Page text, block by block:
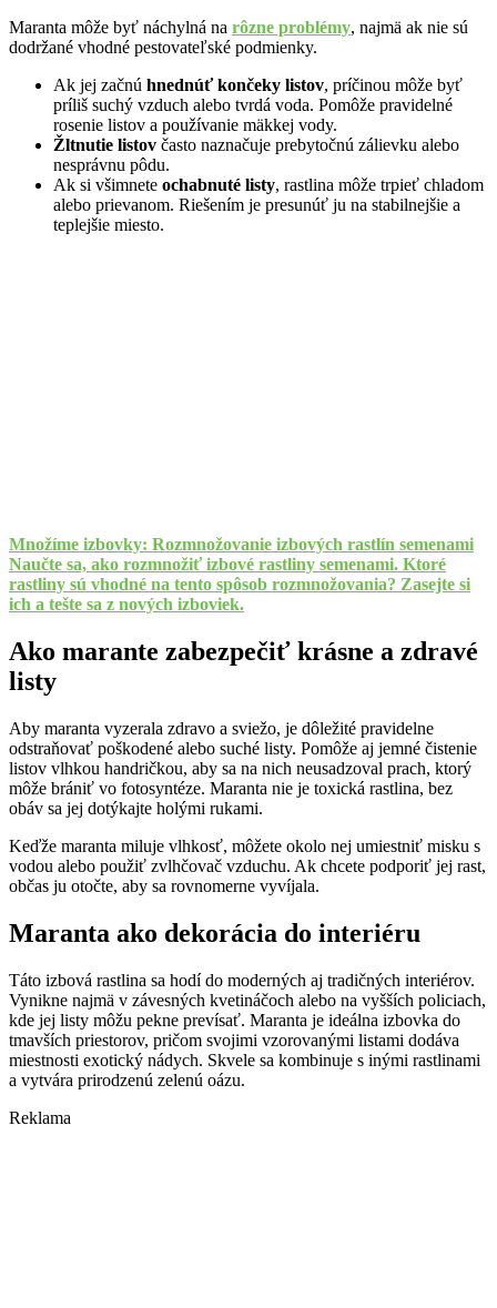
Maranta môže byť náchylná na rôzne problémy, najmä ak nie sú
dodržané vhodné pestovateľské podmienky.
Ak jej začnú hnednúť končeky listov, príčinou môže byť
príliš suchý vzduch alebo tvrdá voda. Pomôže pravidelné
rosenie listov a používanie mäkkej vody.
Žltnutie listov často naznačuje prebytočnú zálievku alebo
nesprávnu pôdu.
Ak si všimnete ochabnuté listy, rastlina môže trpieť chladom
alebo prievanom. Riešením je presunúť ju na stabilnejšie a
teplejšie miesto.
Množíme izbovky: Rozmnožovanie izbových rastlín semenami
Naučte sa, ako rozmnožiť izbové rastliny semenami. Ktoré
rastliny sú vhodné na tento spôsob rozmnožovania? Zasejte si
ich a tešte sa z nových izboviek.
Ako marante zabezpečiť krásne a zdravé
listy
Aby maranta vyzerala zdravo a sviežo, je dôležité pravidelne
odstraňovať poškodené alebo suché listy. Pomôže aj jemné čistenie
listov vlhkou handričkou, aby sa na nich neusadzoval prach, ktorý
môže brániť vo fotosyntéze. Maranta nie je toxická rastlina, bez
obáv sa jej dotýkajte holými rukami.
Keďže maranta miluje vlhkosť, môžete okolo nej umiestniť misku s
vodou alebo použiť zvlhčovač vzduchu. Ak chcete podporiť jej rast,
občas ju otočte, aby sa rovnomerne vyvíjala.
Maranta ako dekorácia do interiéru
Táto izbová rastlina sa hodí do moderných aj tradičných interiérov.
Vynikne najmä v závesných kvetináčoch alebo na vyšších policiach,
kde jej listy môžu pekne prevísať. Maranta je ideálna izbovka do
tmavších priestorov, pričom svojimi vzorovanými listami dodáva
miestnosti exotický nádych. Skvele sa kombinuje s inými rastlinami
a vytvára prirodzenú zelenú oázu.
Reklama